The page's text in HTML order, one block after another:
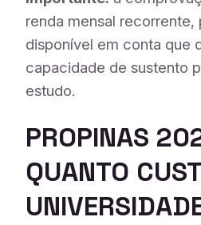
renda mensal recorrente,
disponível em conta que
capacidade de sustento
estudo.
PROPINAS
QUANTO